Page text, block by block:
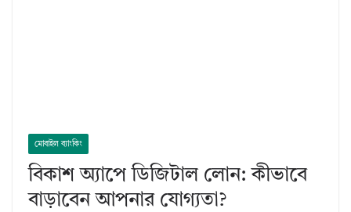
মোবাইল ব্যাংকিং
বিকাশ অ্যাপে ডিজিটাল লোন: কীভাবে
বাড়াবেন আপনার যোগ্যতা?